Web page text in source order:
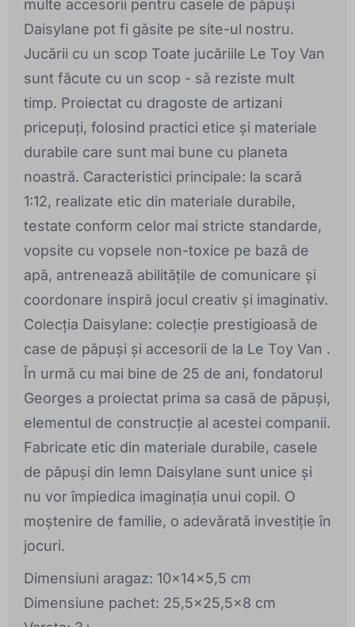
multe accesorii pentru casele de păpuși
Daisylane pot fi găsite pe site-ul nostru.
Jucării cu un scop Toate jucăriile Le Toy Van
sunt făcute cu un scop - să reziste mult
timp. Proiectat cu dragoste de artizani
pricepuți, folosind practici etice și materiale
durabile care sunt mai bune cu planeta
noastră. Caracteristici principale: la scară
1:12, realizate etic din materiale durabile,
testate conform celor mai stricte standarde,
vopsite cu vopsele non-toxice pe bază de
apă, antrenează abilitățile de comunicare și
coordonare inspiră jocul creativ și imaginativ.
Colecția Daisylane: colecție prestigioasă de
case de păpuși și accesorii de la Le Toy Van .
În urmă cu mai bine de 25 de ani, fondatorul
Georges a proiectat prima sa casă de păpuși,
elementul de construcție al acestei companii.
Fabricate etic din materiale durabile, casele
de păpuși din lemn Daisylane sunt unice și
nu vor împiedica imaginația unui copil. O
moștenire de familie, o adevărată investiție în
jocuri.
Dimensiuni aragaz: 10x14x5,5 cm
Dimensiune pachet: 25,5x25,5x8 cm